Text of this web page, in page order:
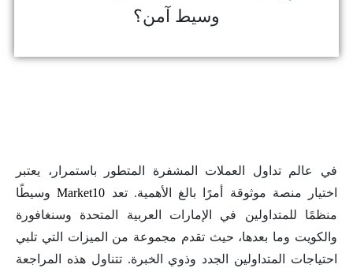
وسيط آمن؟
في عالم تداول العملات المشفرة المتطور باستمرار، يعتبر
اختيار منصة موثوقة أمرًا بالغ الأهمية. تعد Market10وسيطًا
منظمًا للمتداولين في الإمارات العربية المتحدة وسنغافورة
والكويت وما بعدها، حيث تقدم مجموعة من الميزات التي تلبي
احتياجات المتداولين الجدد وذوي الخبرة. تتناول هذه المراجعة